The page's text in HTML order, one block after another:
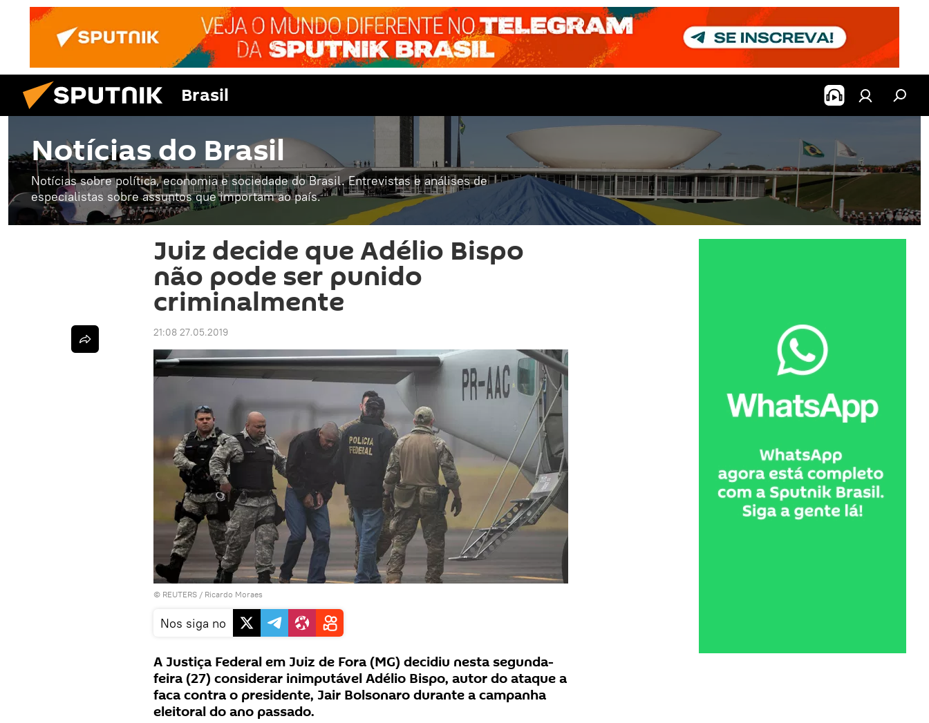
Brasil
Notícias do Brasil
Notícias sobre política, economia e sociedade do Brasil. Entrevistas e análises de
especialistas sobre assuntos que importam ao país.
Juiz decide que Adélio Bispo
não pode ser punido
criminalmente
21:08 27.05.2019
© REUTERS / Ricardo Moraes
Nos siga no
A Justiça Federal em Juiz de Fora (MG) decidiu nesta segunda-
feira (27) considerar inimputável Adélio Bispo, autor do ataque a
faca contra o presidente, Jair Bolsonaro durante a campanha
eleitoral do ano passado.